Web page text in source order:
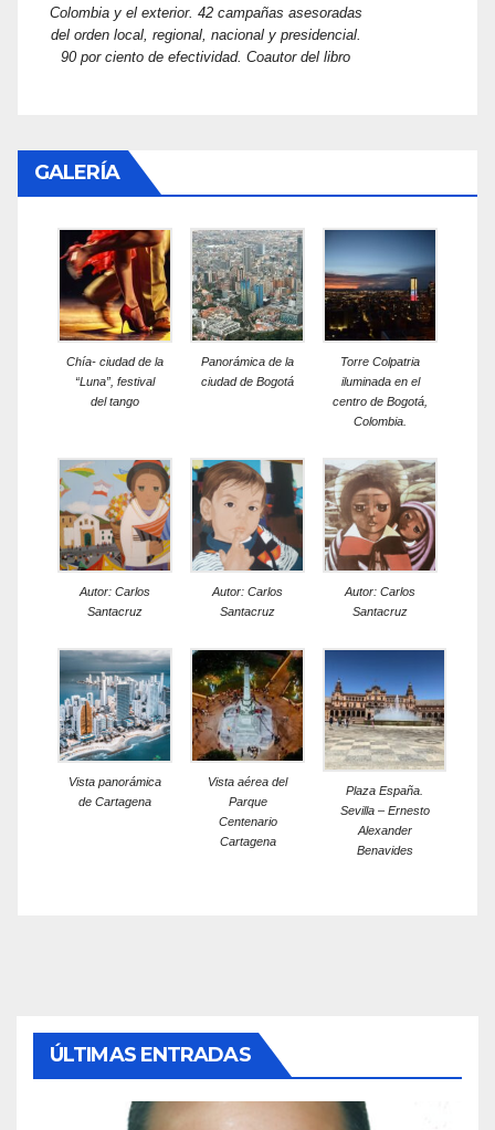
Colombia y el exterior. 42 campañas asesoradas
del orden local, regional, nacional y presidencial.
90 por ciento de efectividad. Coautor del libro
GALERÍA
Chía- ciudad de la
“Luna”, festival
del tango
Panorámica de la
ciudad de Bogotá
Torre Colpatria
iluminada en el
centro de Bogotá,
Colombia.
Autor: Carlos
Santacruz
Autor: Carlos
Santacruz
Autor: Carlos
Santacruz
Vista panorámica
de Cartagena
Vista aérea del
Parque
Centenario
Cartagena
Plaza España.
Sevilla – Ernesto
Alexander
Benavides
ÚLTIMAS ENTRADAS